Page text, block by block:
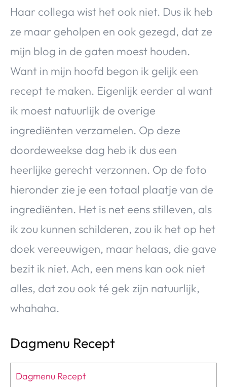
Haar collega wist het ook niet. Dus ik heb
ze maar geholpen en ook gezegd, dat ze
mijn blog in de gaten moest houden.
Want in mijn hoofd begon ik gelijk een
recept te maken. Eigenlijk eerder al want
ik moest natuurlijk de overige
ingrediënten verzamelen. Op deze
doordeweekse dag heb ik dus een
heerlijke gerecht verzonnen. Op de foto
hieronder zie je een totaal plaatje van de
ingrediënten. Het is net eens stilleven, als
ik zou kunnen schilderen, zou ik het op het
doek vereeuwigen, maar helaas, die gave
bezit ik niet. Ach, een mens kan ook niet
alles, dat zou ook té gek zijn natuurlijk,
whahaha.
Dagmenu Recept
Dagmenu Recept